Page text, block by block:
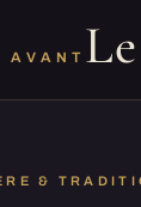
AVANT
&